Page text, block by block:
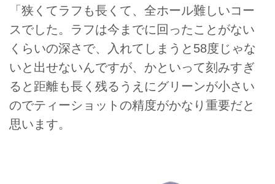
「狭くてラフも長くて、全ホール難しいコー
スでした。ラフは今までに回ったことがない
くらいの深さで、入れてしまうと58度じゃな
いと出せないんですが、かといって刻みすぎ
ると距離も長く残るうえにグリーンが小さい
のでティーショットの精度がかなり重要だと
思います。